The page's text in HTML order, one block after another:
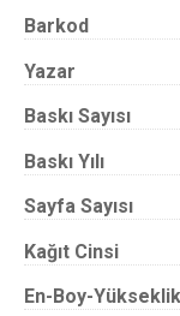
Barkod
Yazar
Baskı Sayısı
Baskı Yılı
Sayfa Sayısı
Kağıt Cinsi
En-Boy-Yükseklik